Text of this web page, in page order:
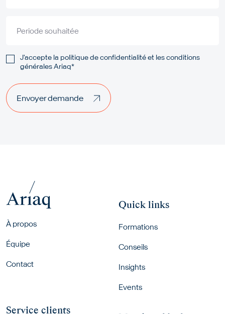
Periode souhaitée
J'accepte la politique de confidentialitéet lesconditions
générales Ariaq*
Envoyer demande
Envoyer demande
Footer menu
À propos
Équipe
Contact
Quick links
Formations
Conseils
Insights
Events
Service clients